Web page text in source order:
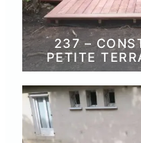
237 –
PETITE